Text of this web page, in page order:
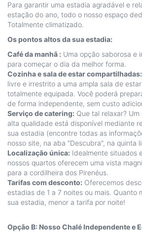
Para garantir uma estadia agradável e
estação do ano, todo o nosso espaço
Totalmente climatizado.
Os pontos altos da sua estadia:
Café da manhã : Uma opção saborosa e
para começar o dia da melhor forma.
Cozinha e sala de estar compartilhadas:
livre e irrestrito a uma ampla sala de
totalmente equipada. Você poderá
de forma independente, sem custo
Serviço de catering: Que tal relaxar?
alta qualidade está disponível mediante
sua estadia (encontre todas as
nosso site, na aba "Descubra", na quinta
Localização única: Idealmente situados
nossos quartos oferecem uma vista
para a cordilheira dos Pirenéus.
Tarifas com desconto: Oferecemos
estadias de 1 a 7 noites ou mais. Quanto
sua estadia, menor a tarifa por noite!
Opção B: Nosso Chalé Independente e